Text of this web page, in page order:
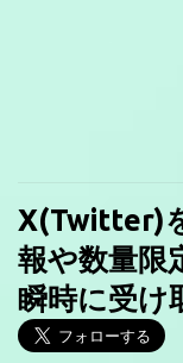
X(Twitter)
報や数量限
瞬時に受け